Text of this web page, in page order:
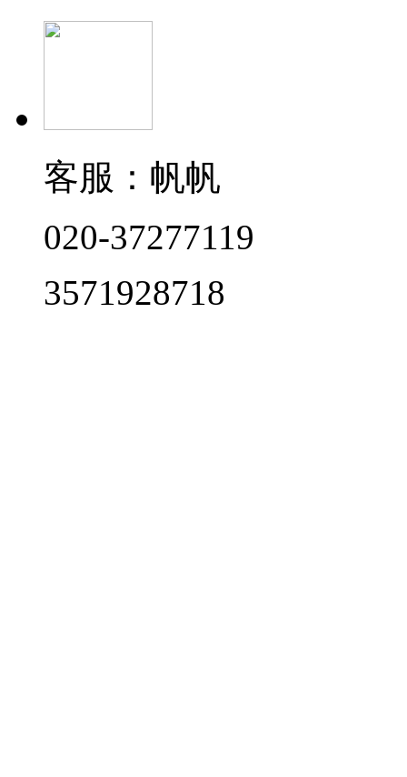
客服：帆帆
020-37277119
3571928718